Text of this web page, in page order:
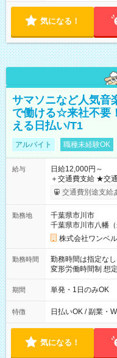
気になる！
サマソニなど人気音
で働ける☆来社不要
える日払い/T1
アルバイト 職種未経験OK
給与
日給12,000円～
＋交通費支給 ★交通費一部支給 ┗1日500円を超えた分は全額支
給！ ※往復500円以内の
（規定あり） ┗働
なし
交通費別途支給
勤務地
千葉県市川市
千葉県市川市八幡
株式会社ワンベ
勤務時間
勤務時間は指定なし
変形労働時間制 想定労働時間
～22：00
期間 単発・1日のみOK
特徴 日払いOK / 副業・
気になる！